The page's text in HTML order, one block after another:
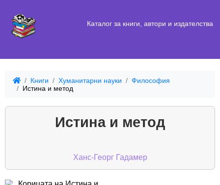
Каталог за книги, автори и издателства
Книги Хуманитарни науки
Философия
Истина и метод
Истина и метод
Ханс-Георг Гадамер